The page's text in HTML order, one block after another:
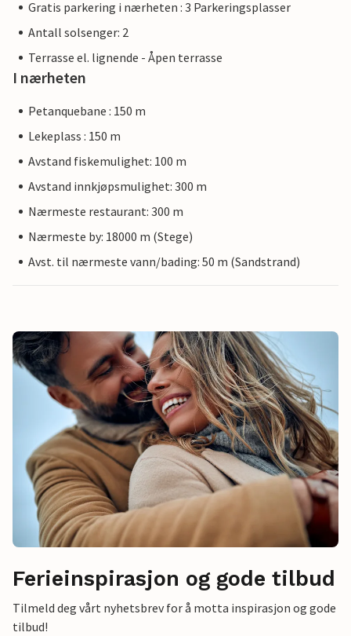
Gratis parkering i nærheten : 3 Parkeringsplasser
Antall solsenger: 2
Terrasse el. lignende - Åpen terrasse
I nærheten
Petanquebane : 150 m
Lekeplass : 150 m
Avstand fiskemulighet: 100 m
Avstand innkjøpsmulighet: 300 m
Nærmeste restaurant: 300 m
Nærmeste by: 18000 m (Stege)
Avst. til nærmeste vann/bading: 50 m (Sandstrand)
Ferieinspirasjon og gode tilbud
Tilmeld deg vårt nyhetsbrev for å motta inspirasjon og gode
tilbud!